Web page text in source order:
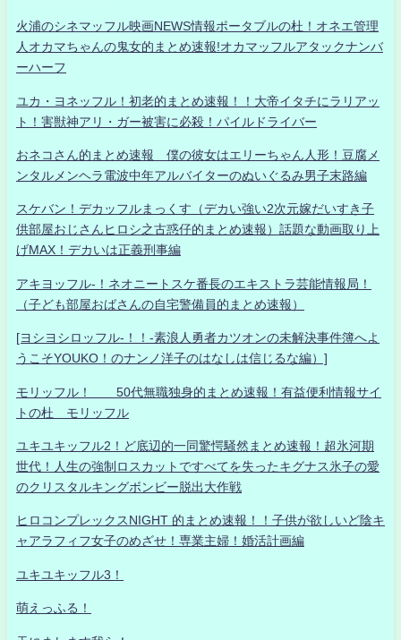
火浦のシネマッフル映画NEWS情報ポータブルの杜！オネエ管理
人オカマちゃんの鬼女的まとめ速報!オカマッフルアタックナンバ
ーハーフ
ユカ・ヨネッフル！初老的まとめ速報！！大帝イタチにラリアッ
ト！害獣神アリ・ガー被害に必殺！パイルドライバー
おネコさん的まとめ速報 僕の彼女はエリーちゃん人形！豆腐メ
ンタルメンヘラ電波中年アルバイターのぬいぐるみ男子末路編
スケバン！デカッフルまっくす（デカい強い2次元嫁だいすき子
供部屋おじさんヒロシ之古惑仔的まとめ速報）話題な動画取り上
げMAX！デカいは正義刑事編
アキヨッフル-！ネオニートスケ番長のエキストラ芸能情報局！
（子ども部屋おばさんの自宅警備員的まとめ速報）
[ヨシヨシロッフル-！！-素浪人勇者カツオンの未解決事件簿へよ
うこそYOUKO！のナンノ洋子のはなしは信じるな編）]
モリッフル！ 50代無職独身的まとめ速報！有益便利情報サイ
トの杜 モリッフル
ユキユキッフル2！ど底辺的一同驚愕騒然まとめ速報！超氷河期
世代！人生の強制ロスカットですべてを失ったキグナス氷子の愛
のクリスタルキングボンビー脱出大作戦
ヒロコンプレックスNIGHT 的まとめ速報！！子供が欲しいど陰キ
ャアラフィフ女子のめざせ！専業主婦！婚活計画編
ユキユキッフル3！
萌えっふる！